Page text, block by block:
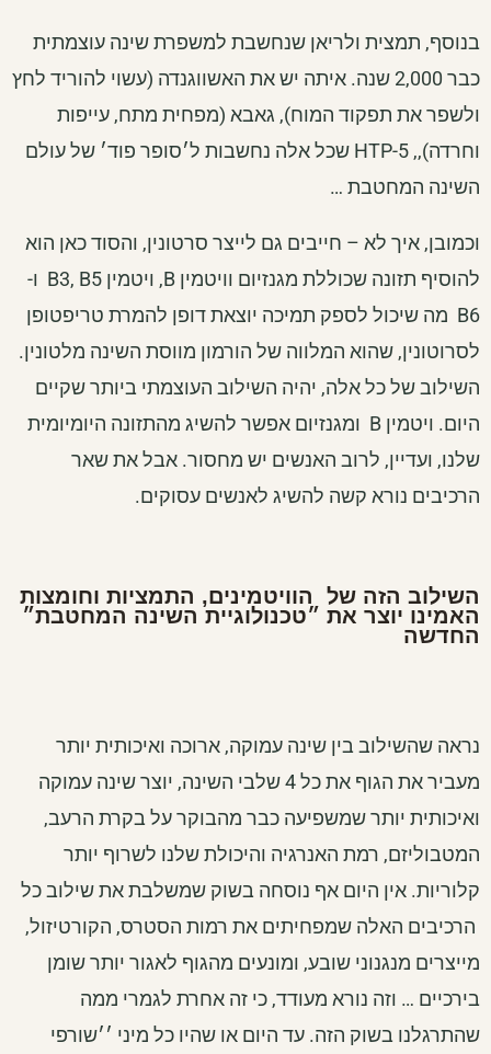
בנוסף, תמצית ולריאן שנחשבת למשפרת שינה עוצמתית
כבר 2,000 שנה. איתה יש את האשווגנדה (עשוי להוריד לחץ
ולשפר את תפקוד המוח), גאבא (מפחית מתח, עייפות
וחרדה),, HTP-5 שכל אלה נחשבות ל׳סופר פוד׳ של עולם
השינה המחטבת …
וכמובן, איך לא – חייבים גם לייצר סרטונין, והסוד כאן הוא
להוסיף תזונה שכוללת מגנזיום וויטמין B, ויטמין B3, B5 ו-
B6 מה שיכול לספק תמיכה יוצאת דופן להמרת טריפטופן
לסרוטונין, שהוא המלווה של הורמון מווסת השינה מלטונין.
השילוב של כל אלה, יהיה השילוב העוצמתי ביותר שקיים
היום. ויטמין B ומגנזיום אפשר להשיג מהתזונה היומיומית
שלנו, ועדיין, לרוב האנשים יש מחסור. אבל את שאר
הרכיבים נורא קשה להשיג לאנשים עסוקים.
השילוב הזה של הוויטמינים, התמציות וחומצות
האמינו יוצר את ״טכנולוגיית השינה המחטבת״
החדשה
נראה שהשילוב בין שינה עמוקה, ארוכה ואיכותית יותר
מעביר את הגוף את כל 4 שלבי השינה, יוצר שינה עמוקה
ואיכותית יותר שמשפיעה כבר מהבוקר על בקרת הרעב,
המטבוליזם, רמת האנרגיה והיכולת שלנו לשרוף יותר
קלוריות. אין היום אף נוסחה בשוק שמשלבת את שילוב כל
הרכיבים האלה שמפחיתים את רמות הסטרס, הקורטיזול,
מייצרים מנגנוני שובע, ומונעים מהגוף לאגור יותר שומן
בירכיים … וזה נורא מעודד, כי זה אחרת לגמרי ממה
שהתרגלנו בשוק הזה. עד היום או שהיו כל מיני ׳׳שורפי